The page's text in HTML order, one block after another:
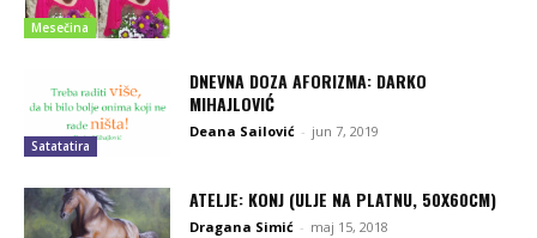
Mesečina
Satatatira
DNEVNA DOZA AFORIZMA: DARKO
MIHAJLOVIĆ
Deana Sailović - jun 7, 2019
ATELJE: KONJ (ULJE NA PLATNU, 50X60CM)
Dragana Simić - maj 15, 2018